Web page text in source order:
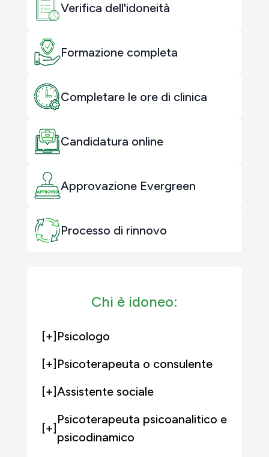
Verifica dell'idoneità
Formazione completa
Completare le ore di clinica
Candidatura online
Approvazione Evergreen
Processo di rinnovo
Chi è idoneo:
[+]Psicologo
[+]Psicoterapeuta o consulente
[+]Assistente sociale
[+]
Psicoterapeuta psicoanalitico e
psicodinamico